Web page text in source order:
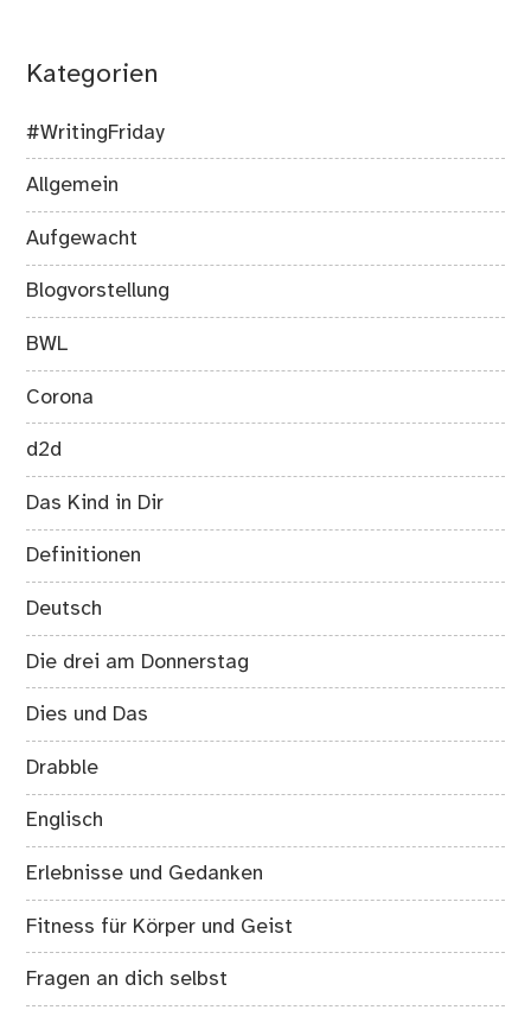
Kategorien
#WritingFriday
Allgemein
Aufgewacht
Blogvorstellung
BWL
Corona
d2d
Das Kind in Dir
Definitionen
Deutsch
Die drei am Donnerstag
Dies und Das
Drabble
Englisch
Erlebnisse und Gedanken
Fitness für Körper und Geist
Fragen an dich selbst